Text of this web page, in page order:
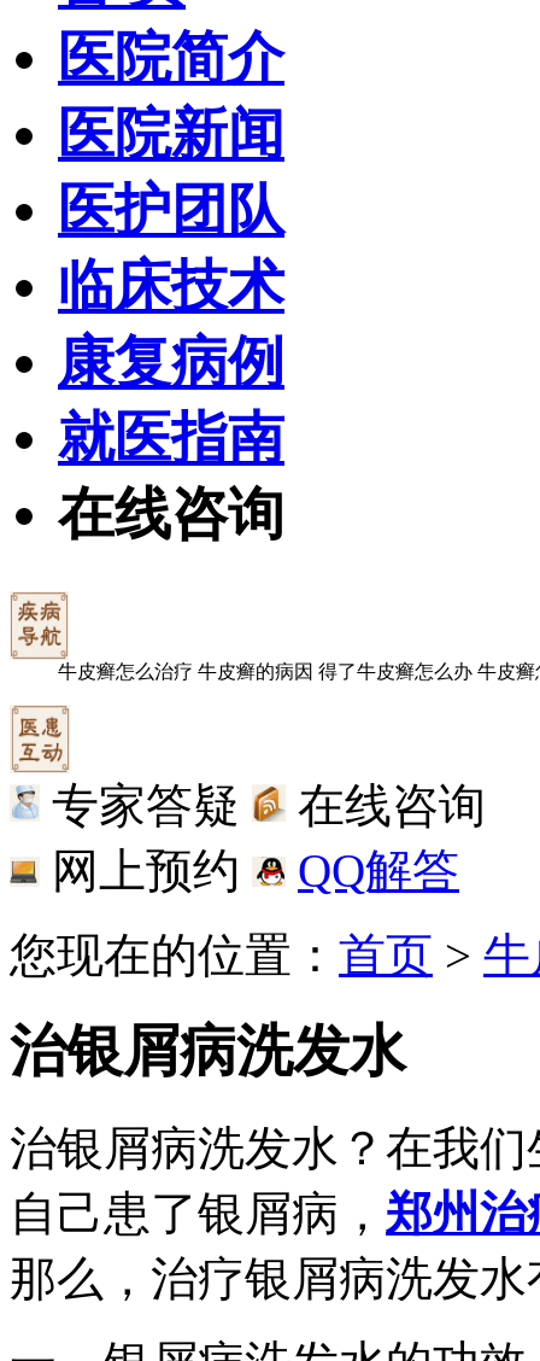
医院简介
医院新闻
医护团队
临床技术
康复病例
就医指南
在线咨询
牛皮癣怎么治疗 牛皮癣的病因 得了牛皮癣怎么办 牛皮癣
专家答疑
在线咨询
网上预约
QQ解答
您现在的位置： 首页 >
治银屑病洗发水
治银屑病洗发水？在我
自己患了银屑病， 郑州
那么，治疗银屑病洗发水